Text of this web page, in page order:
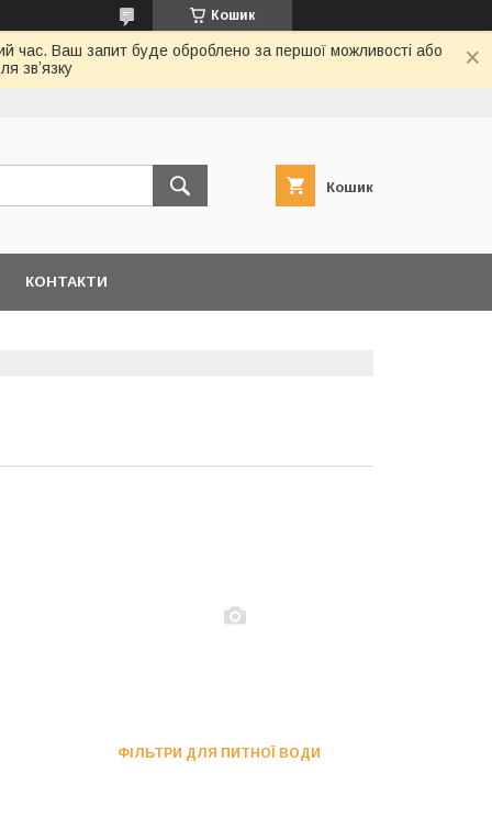
Кошик
час. Ваш запит буде оброблено за першої можливості або
звʼязку
Кошик
КОНТАКТИ
ФІЛЬТРИ ДЛЯ ПИТНОЇ ВОДИ